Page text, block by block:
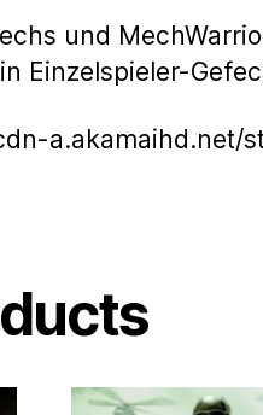
und
Einzelspieler-
a.akamaihd.net/